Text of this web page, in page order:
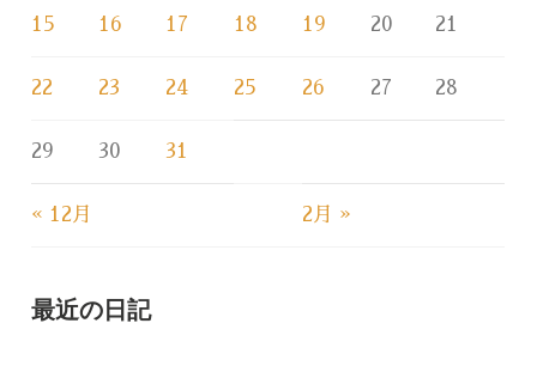
« 12月 2月 »
15 16 17 18 19 20 21
22 23 24 25 26 27 28
29 30 31
最近の日記